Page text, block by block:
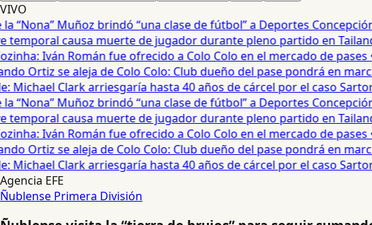
VIVO
Muñoz brindó “una clase de fútbol” a Deportes Concepción •
causa muerte de jugador durante pleno partido en
Iván Román fue ofrecido a Colo Colo en el mercado de pases •
Ortiz se aleja de Colo Colo: Club dueño del pase pondrá en
Clark arriesgaría hasta 40 años de cárcel por el caso Sartor •
Muñoz brindó “una clase de fútbol” a Deportes Concepción •
causa muerte de jugador durante pleno partido en
Iván Román fue ofrecido a Colo Colo en el mercado de pases •
Ortiz se aleja de Colo Colo: Club dueño del pase pondrá en
Clark arriesgaría hasta 40 años de cárcel por el caso Sartor •
Agencia EFE
Ñublense Primera División